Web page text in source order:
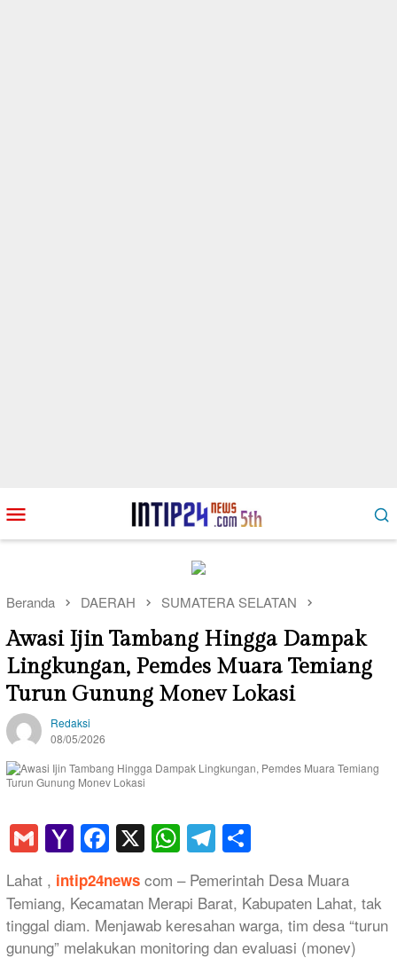
ke
kontenMobile
Beranda DAERAH SUMATERA SELATAN
Awasi Ijin Tambang Hingga Dampak
Lingkungan, Pemdes Muara Temiang
Turun Gunung Monev Lokasi
Redaksi
08/05/2026
GmailYahoo
Mail
Facebook
X WhatsApp
Telegram
Lahat , intip24news com – Pemerintah Desa Muara
Temiang, Kecamatan Merapi Barat, Kabupaten Lahat, tak
tinggal diam. Menjawab keresahan warga, tim desa “turun
gunung” melakukan monitoring dan evaluasi (monev)